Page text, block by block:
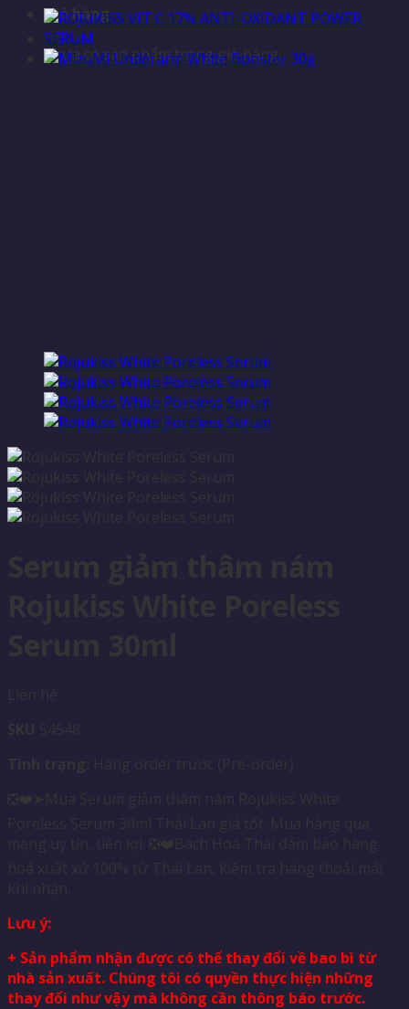
Giỏ hàng
Chưa có sản phẩm trong giỏ hàng.
Lưu ý:
+ Sản phẩm nhận được có thể thay đổi về bao bì từ
nhà sản xuất. Chúng tôi có quyền thực hiện những
thay đổi như vậy mà không cần thông báo trước.